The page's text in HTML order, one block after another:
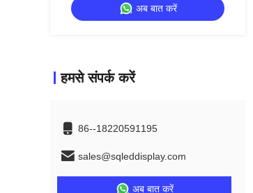
अब बात करें
हमसे संपर्क करें
86--18220591195
sales@sqleddisplay.com
अब बात करें